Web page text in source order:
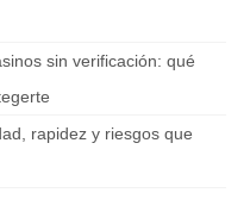
sin verificación: qué
rapidez y riesgos que